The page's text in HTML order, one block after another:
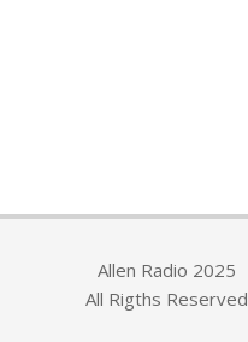
Allen Radio 2025
All Rigths Reserved